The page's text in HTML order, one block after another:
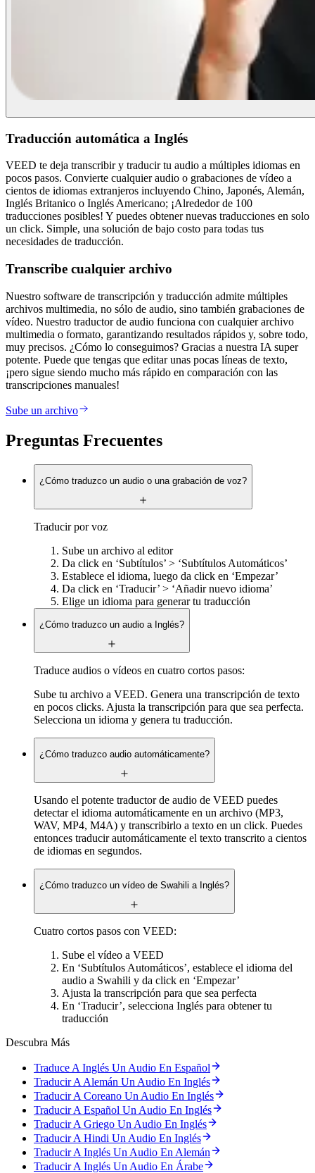
Traducción automática a Inglés
VEED te deja transcribir y traducir tu audio a múltiples idiomas en
pocos pasos. Convierte cualquier audio o grabaciones de vídeo a
cientos de idiomas extranjeros incluyendo Chino, Japonés, Alemán,
Inglés Britanico o Inglés Americano; ¡Alrededor de 100
traducciones posibles! Y puedes obtener nuevas traducciones en solo
un click. Simple, una solución de bajo costo para todas tus
necesidades de traducción.
Transcribe cualquier archivo
Nuestro software de transcripción y traducción admite múltiples
archivos multimedia, no sólo de audio, sino también grabaciones de
vídeo. Nuestro traductor de audio funciona con cualquier archivo
multimedia o formato, garantizando resultados rápidos y, sobre todo,
muy precisos. ¿Cómo lo conseguimos? Gracias a nuestra IA super
potente. Puede que tengas que editar unas pocas líneas de texto,
¡pero sigue siendo mucho más rápido en comparación con las
transcripciones manuales!
Sube un archivo
Preguntas Frecuentes
¿Cómo traduzco un audio o una grabación de voz?
Traducir por voz
Sube un archivo al editor
Da click en ‘Subtítulos’ > ‘Subtítulos Automáticos’
Establece el idioma, luego da click en ‘Empezar’
Da click en ‘Traducir’ > ‘Añadir nuevo idioma’
Elige un idioma para generar tu traducción
¿Cómo traduzco un audio a Inglés?
Traduce audios o vídeos en cuatro cortos pasos:
Sube tu archivo a VEED. Genera una transcripción de texto
en pocos clicks. Ajusta la transcripción para que sea perfecta.
Selecciona un idioma y genera tu traducción.
¿Cómo traduzco audio automáticamente?
Usando el potente traductor de audio de VEED puedes
detectar el idioma automáticamente en un archivo (MP3,
WAV, MP4, M4A) y transcribirlo a texto en un click. Puedes
entonces traducir automáticamente el texto transcrito a cientos
de idiomas en segundos.
¿Cómo traduzco un vídeo de Swahili a Inglés?
Cuatro cortos pasos con VEED:
Sube el vídeo a VEED
En ‘Subtítulos Automáticos’, establece el idioma del
audio a Swahili y da click en ‘Empezar’
Ajusta la transcripción para que sea perfecta
En ‘Traducir’, selecciona Inglés para obtener tu
traducción
Descubra Más
Traduce A Inglés Un Audio En Español
Traducir A Alemán Un Audio En Inglés
Traducir A Coreano Un Audio En Inglés
Traducir A Español Un Audio En Inglés
Traducir A Griego Un Audio En Inglés
Traducir A Hindi Un Audio En Inglés
Traducir A Inglés Un Audio En Alemán
Traducir A Inglés Un Audio En Árabe